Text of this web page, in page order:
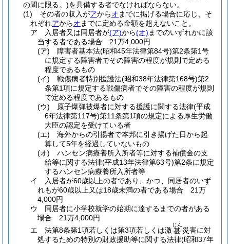
の間に限る。)を具備する者でなければならない。
(1)
その者の収入がアからオ までに掲げる場合に応じ、そ
れぞれアからオ までに定める金額を超えないこと。
ア
入居者又は同居者が(ア)から(オ) までのいずれかに該
当する者である場合 21万4,000円
(ア)
障害者基本法(昭和45年法律第84号)第2条第1号
に規定する障害者でその障害の程度が規則で定める
程度であるもの
(イ)
戦傷病者特別援護法(昭和38年法律第168号)第2
条第1項に規定する戦傷病者でその障害の程度が規則
で定める程度であるもの
(ウ)
原子爆弾被爆者に対する援護に関する法律(平成
6年法律第117号)第11条第1項の規定による厚生労働
大臣の認定を受けている者
(エ)
海外からの引揚者で本邦に引き揚げた日から起
算して5年を経過していないもの
(オ)
ハンセン病療養所入所者等に対する補償金の支
給等に関する法律(平成13年法律第63号)第2条に規定
するハンセン病療養所入所者等
イ
入居者が60歳以上の者であり、かつ、同居者のいず
れもが60歳以上又は18歳未満の者である場合 21万
4,000円
ウ
同居者に小学校就学の始期に達するまでの者がある
場合 21万4,000円
エ
法第8条第1項若しくは第3項若しくは激 甚
じん
災害に対
処するための特別の財政援助等に関する法律(昭和37年